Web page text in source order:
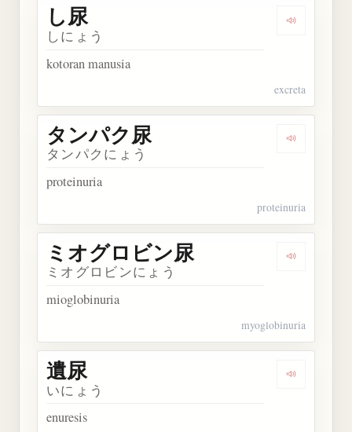
Dengarkan
し尿
しにょう
kotoran manusia
excreta
Dengarkan
タンパク尿
タンパクにょう
proteinuria
proteinuria
Dengarkan
ミオグロビン尿
ミオグロビンにょう
mioglobinuria
myoglobinuria
Dengarkan
遺尿
いにょう
enuresis